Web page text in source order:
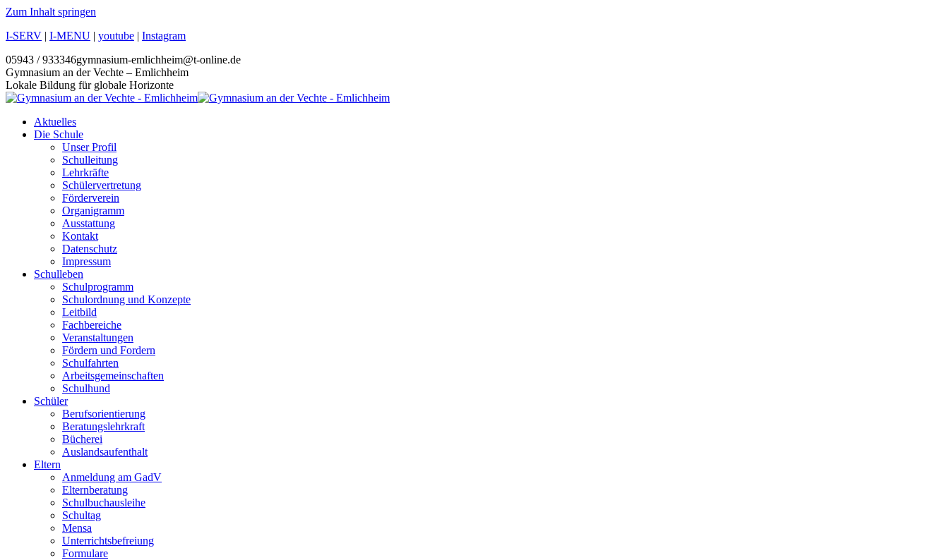
Zum Inhalt springen
I-SERV | I-MENU | youtube | Instagram
05943 / 933346gymnasium-emlichheim@t-online.de
Gymnasium an der Vechte – Emlichheim
Lokale Bildung für globale Horizonte
Aktuelles
Die Schule
Unser Profil
Schulleitung
Lehrkräfte
Schülervertretung
Förderverein
Organigramm
Ausstattung
Kontakt
Datenschutz
Impressum
Schulleben
Schulprogramm
Schulordnung und Konzepte
Leitbild
Fachbereiche
Veranstaltungen
Fördern und Fordern
Schulfahrten
Arbeitsgemeinschaften
Schulhund
Schüler
Berufsorientierung
Beratungslehrkraft
Bücherei
Auslandsaufenthalt
Eltern
Anmeldung am GadV
Elternberatung
Schulbuchausleihe
Schultag
Mensa
Unterrichtsbefreiung
Formulare